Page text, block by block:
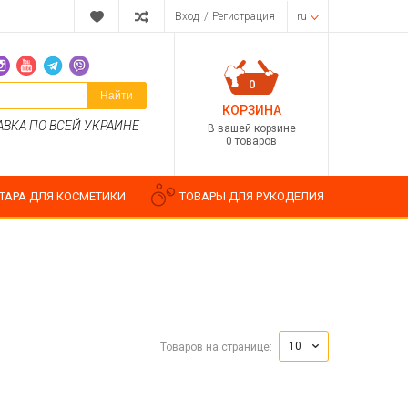
Вход / Регистрация ru
Найти
ПО ВСЕЙ УКРАИНЕ
0
КОРЗИНА
В вашей корзине
0 товаров
Пищевые ароматизаторы
ТАРА ДЛЯ КОСМЕТИКИ ТОВАРЫ ДЛЯ РУКОДЕЛИЯ
Товаров на странице: 10